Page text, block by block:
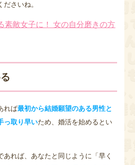
さいね。
素敵女子に！ 女の自分磨きの方
れば最初から結婚願望のある男性と
っ取り早いため、婚活を始めるとい
あれば、あなたと同じように「早く